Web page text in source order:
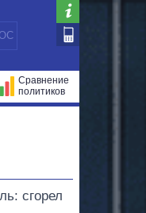
Сравнение
политиков
сгорел